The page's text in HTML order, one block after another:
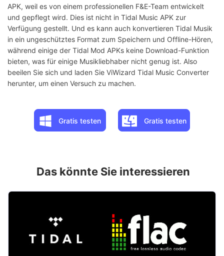
APK, weil es von einem professionellen F&E-Team entwickelt
und gepflegt wird. Dies ist nicht in Tidal Music APK zur
Verfügung gestellt. Und es kann auch konvertieren Tidal Musik
in ein ungeschütztes Format zum Speichern und Offline-Hören,
während einige der Tidal Mod APKs keine Download-Funktion
bieten, was für einige Musikliebhaber nicht genug ist. Also
beeilen Sie sich und laden Sie ViWizard Tidal Music Converter
herunter, um einen Versuch zu machen.
Gratis testen Gratis testen
Das könnte Sie interessieren